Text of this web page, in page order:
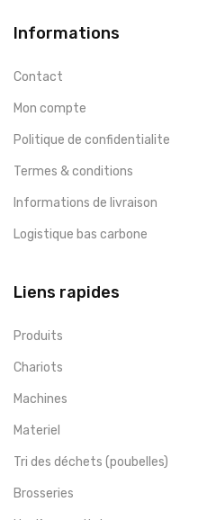
Informations
Contact
Mon compte
Politique de confidentialite
Termes & conditions
Informations de livraison
Logistique bas carbone
Liens rapides
Produits
Chariots
Machines
Materiel
Tri des déchets (poubelles)
Brosseries